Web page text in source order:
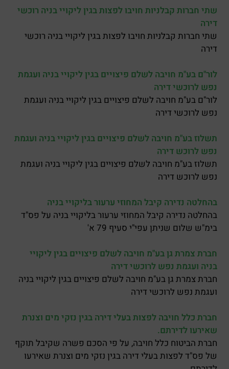
שתי חברות קבלניות חויבו לפצות בגין ליקויי בניה רוכשי
דירה
שתי חברות קבלניות חויבו לפצות בגין ליקויי בניה רוכשי
דירה
לור"ם בע"מ חויבה לשלם פיצויים בגין ליקויי בניה ועגמת
נפש לרוכשי דירה
לור"ם בע"מ חויבה לשלם פיצויים בגין ליקויי בניה ועגמת
נפש לרוכשי דירה
תשלוז בע"מ חויבה לשלם פיצויים בגין ליקויי בניה ועגמת
נפש לרוכש דירה
תשלוז בע"מ חויבה לשלם פיצויים בגין ליקויי בניה ועגמת
נפש לרוכש דירה
בהחלטה נדירה קיבל המחוזי ערעור בליקויי בניה
בהחלטה נדירה קיבל המחוזי ערעור בליקויי בניה על פס"ד
בימ"ש שלום שניתן עפי"י סעיף 79 א'
חברת צמרת גן בע"מ חויבה לשלם פיצויים בגין ליקויי
בניה ועגמת נפש לרוכשי דירה
חברת צמרת גן בע"מ חויבה לשלם פיצויים בגין ליקויי בניה
ועגמת נפש לרוכשי דירה
חברת כלל חויבה לפצות בעלי דירה בגין נזקי מים וצנרת
שאירעו לדירתם.
חברת הביטוח כלל חויבה, על פי הסכם פשרה שקיבל תוקף
של פס"ד לפצות בעלי דירה בגין נזקי מים וצנרת שאירעו